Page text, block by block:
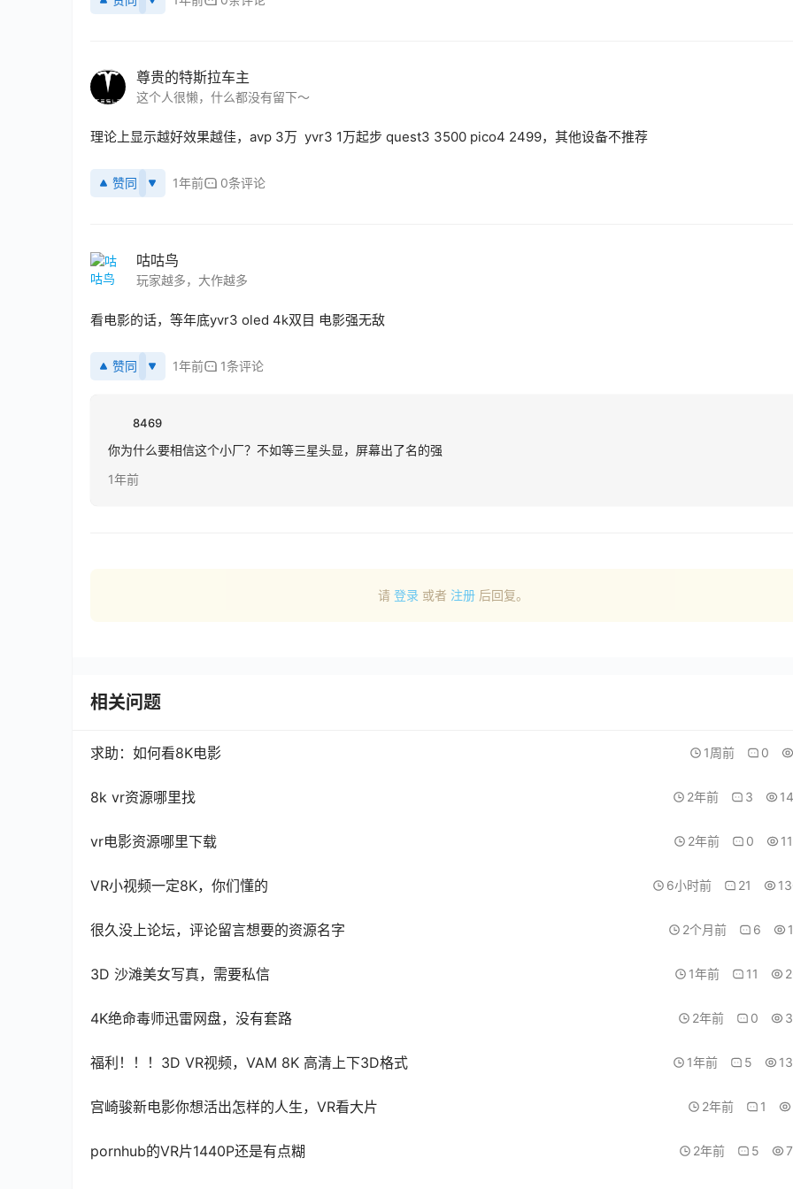
尊贵的特斯拉车主
这个人很懒，什么都没有留下～
理论上显示越好效果越佳，avp 3万  yvr3 1万起步 quest3 3500 pico4 2499，其他设备不推荐
赞同 1年前 0条评论
咕咕鸟
玩家越多，大作越多
看电影的话，等年底yvr3 oled 4k双目 电影强无敌
赞同 1年前 1条评论
8469
你为什么要相信这个小厂？不如等三星头显，屏幕出了名的强
1年前
请 登录 或者 注册 后回复。
相关问题
求助：如何看8K电影 1周前 0
8k vr资源哪里找 2年前 3
vr电影资源哪里下载 2年前 0
VR小视频一定8K，你们懂的 6小时前 21
很久没上论坛，评论留言想要的资源名字 2个月前 6
3D 沙滩美女写真，需要私信 1年前 11
4K绝命毒师迅雷网盘，没有套路 2年前 0
福利！！！3D VR视频，VAM 8K 高清上下3D格式 1年前 5
宫崎骏新电影你想活出怎样的人生，VR看大片 2年前 1
pornhub的VR片1440P还是有点糊 2年前 5